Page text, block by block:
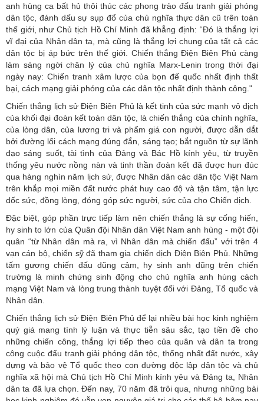
anh hùng ca bất hủ thôi thúc các phong trào đấu tranh giải phóng
dân tộc, đánh dấu sự sụp đổ của chủ nghĩa thực dân cũ trên toàn
thế giới, như Chủ tịch Hồ Chí Minh đã khẳng định: “Đó là thắng lợi
vĩ đại của Nhân dân ta, mà cũng là thắng lợi chung của tất cả các
dân tộc bị áp bức trên thế giới. Chiến thắng Điện Biên Phủ càng
làm sáng ngời chân lý của chủ nghĩa Marx-Lenin trong thời đại
ngày nay: Chiến tranh xâm lược của bọn đế quốc nhất định thất
bại, cách mạng giải phóng của các dân tộc nhất định thành công."
Chiến thắng lịch sử Điện Biên Phủ là kết tinh của sức mạnh vô địch
của khối đại đoàn kết toàn dân tộc, là chiến thắng của chính nghĩa,
của lòng dân, của lương tri và phẩm giá con người, được dẫn dắt
bởi đường lối cách mạng đúng đắn, sáng tạo; bắt nguồn từ sự lãnh
đạo sáng suốt, tài tình của Đảng và Bác Hồ kính yêu, từ truyền
thống yêu nước nồng nàn và tinh thần đoàn kết đã được hun đúc
qua hàng nghìn năm lịch sử, được Nhân dân các dân tộc Việt Nam
trên khắp mọi miền đất nước phát huy cao độ và tận tâm, tận lực
dốc sức, đồng lòng, đóng góp sức người, sức của cho Chiến dịch.
Đặc biệt, góp phần trực tiếp làm nên chiến thắng là sự cống hiến,
hy sinh to lớn của Quân đội Nhân dân Việt Nam anh hùng - một đội
quân “từ Nhân dân mà ra, vì Nhân dân mà chiến đấu” với trên 4
vạn cán bộ, chiến sỹ đã tham gia chiến dịch Điện Biên Phủ. Những
tấm gương chiến đấu dũng cảm, hy sinh anh dũng trên chiến
trường là minh chứng sinh động cho chủ nghĩa anh hùng cách
mạng Việt Nam và lòng trung thành tuyệt đối với Đảng, Tổ quốc và
Nhân dân.
Chiến thắng lịch sử Điện Biên Phủ để lại nhiều bài học kinh nghiệm
quý giá mang tính lý luận và thực tiễn sâu sắc, tạo tiền đề cho
những chiến công, thắng lợi tiếp theo của quân và dân ta trong
công cuộc đấu tranh giải phóng dân tộc, thống nhất đất nước, xây
dựng và bảo vệ Tổ quốc theo con đường độc lập dân tộc và chủ
nghĩa xã hội mà Chủ tịch Hồ Chí Minh kính yêu và Đảng ta, Nhân
dân ta đã lựa chọn. Đến nay, 70 năm đã trôi qua, nhưng những bài